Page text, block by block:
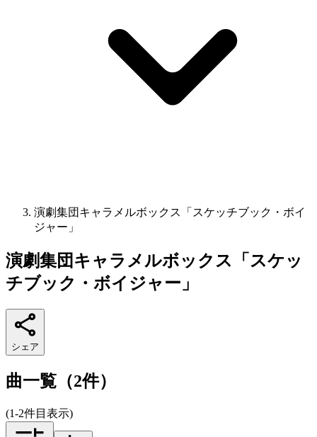
演劇集団キャラメルボックス「スケッチブック・ボイ
ジャー」
演劇集団キャラメルボックス「スケッ
チブック・ボイジャー」
シェア
曲一覧（2件）
(1-2件目表示)